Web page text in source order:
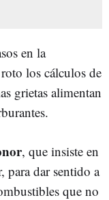
en la
los cálculos de
grietas alimentan
, que insiste en
para dar sentido a
que no